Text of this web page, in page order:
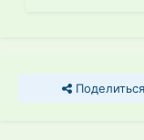
Поделиться